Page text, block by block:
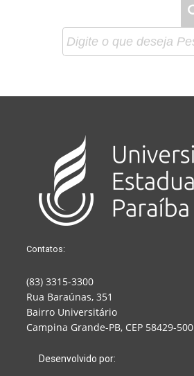
Contatos:
(83) 3315-3300
Rua Baraúnas, 351
Bairro Universitário
Campina Grande-PB, CEP 58429-500
Desenvolvido por: